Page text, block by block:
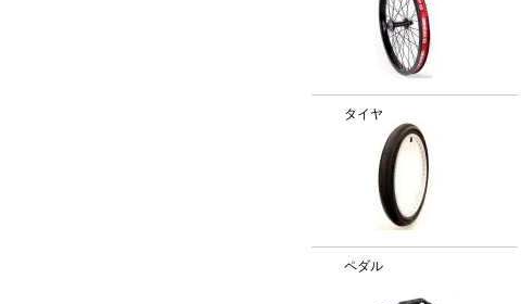
タイヤ
ペダル